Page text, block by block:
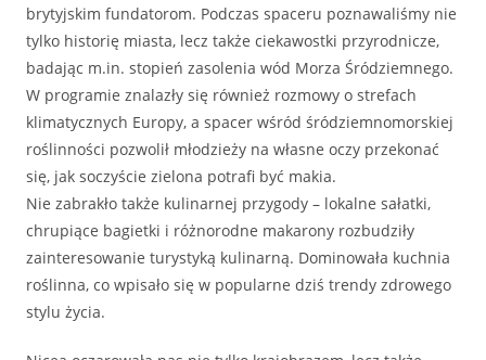
brytyjskim fundatorom. Podczas spaceru poznawaliśmy nie
tylko historię miasta, lecz także ciekawostki przyrodnicze,
badając m.in. stopień zasolenia wód Morza Śródziemnego.
W programie znalazły się również rozmowy o strefach
klimatycznych Europy, a spacer wśród śródziemnomorskiej
roślinności pozwolił młodzieży na własne oczy przekonać
się, jak soczyście zielona potrafi być makia.
Nie zabrakło także kulinarnej przygody – lokalne sałatki,
chrupiące bagietki i różnorodne makarony rozbudziły
zainteresowanie turystyką kulinarną. Dominowała kuchnia
roślinna, co wpisało się w popularne dziś trendy zdrowego
stylu życia.